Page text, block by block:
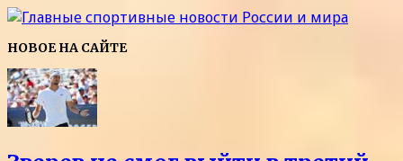
НОВОЕ НА САЙТЕ